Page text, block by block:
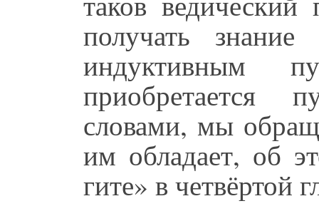
получать
индуктивным
приобретается
словами, мы
им обладает, об
гите» в четвёртой